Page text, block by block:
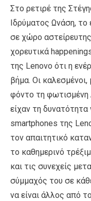
Στο ρετιρέ της
Ιδρύματος Ωνάση,
σε χώρο
χορευτικά
της Lenovo ότι η
βήμα. Οι
φόντο τη φωτισμένη
είχαν τη
smartphones της
τον απαιτητικό
το καθημερινό
και τις συνεχείς
σύμμαχός του σε
να είναι άλλος από